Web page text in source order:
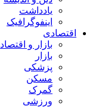
یادداشت
اینفوگرافیک
اقتصادی
بازار و اقتصاد
بازار
پزشکی
مسکن
گمرک
ورزشی